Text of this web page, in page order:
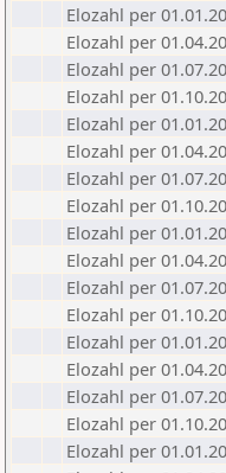
Elozahl per
Elozahl per
Elozahl per
Elozahl per
Elozahl per
Elozahl per
Elozahl per
Elozahl per
Elozahl per
Elozahl per
Elozahl per
Elozahl per
Elozahl per
Elozahl per
Elozahl per
Elozahl per
Elozahl per